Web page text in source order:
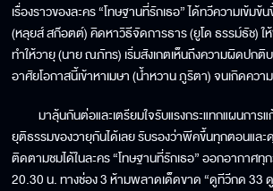
เรื่องราวของละคร “โทษฐานที่รักเธอ” ได้ทวีความเข้มข้
(หลุยส์ สก๊อตต์) คิดหาวิธีจัดการธาร (ยูโด ธรรม์ธัช)
ทำให้วายุ (นาย ณภัทร) เริ่มสังเกตเห็นถึงความผิดปกติ
อาศัยโอกาสนี้เข้าหาเมษา (น้ำหวาน ภูริตา) จนเกิดควา
มาลุ้นกันต่อและเตรียมใจรับแรงกระแทกแผนการแ
ยุติธรรมของวายุกันได้เลย รับรองว่าพีคขึ้นทุกตอนแล
ติดตามชมได้ในละคร “โทษฐานที่รักเธอ” ออกอากาศ
20.30 น. ทางช่อง 3 ห้ามพลาดเด็ดขาด “ดูทีวีกด 33